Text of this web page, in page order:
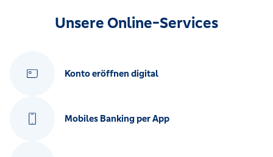
Unsere Online-Services
Konto eröffnen digital
Mobiles Banking per App